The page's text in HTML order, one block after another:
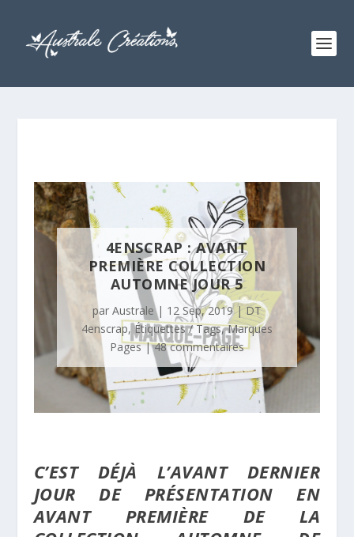
4ENSCRAP : AVANT
PREMIÈRE COLLECTION
AUTOMNE JOUR 5
par Australe| 12 Sep, 2019|DT
4enscrap,Étiquettes / Tags,Marques
Pages|48 commentaires
C’EST DÉJÀ L’AVANT DERNIER
JOUR DE PRÉSENTATION EN
AVANT PREMIÈRE DE LA